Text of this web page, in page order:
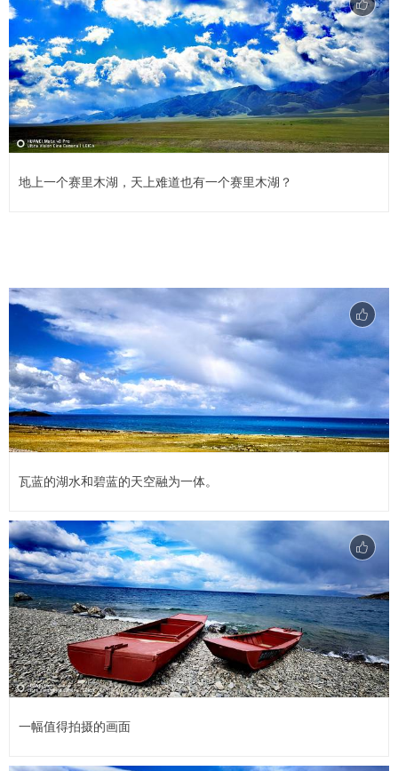
地上一个赛里木湖，天上难道也有一个赛里木湖？
瓦蓝的湖水和碧蓝的天空融为一体。
一幅值得拍摄的画面